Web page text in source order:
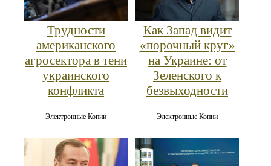
Трудности
американского
агросектора в тени
украинского
конфликта
Электронные Копии
Как Запад видит
«порочный круг»
на Украине: от
Зеленского к
безвыходности
Электронные Копии